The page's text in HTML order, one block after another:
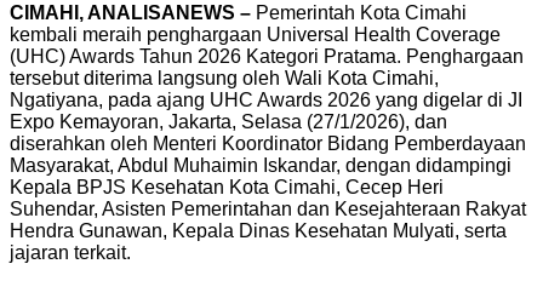
CIMAHI, ANALISANEWS – Pemerintah Kota Cimahi
kembali meraih penghargaan Universal Health Coverage
(UHC) Awards Tahun 2026 Kategori Pratama. Penghargaan
tersebut diterima langsung oleh Wali Kota Cimahi,
Ngatiyana, pada ajang UHC Awards 2026 yang digelar di JI
Expo Kemayoran, Jakarta, Selasa (27/1/2026), dan
diserahkan oleh Menteri Koordinator Bidang Pemberdayaan
Masyarakat, Abdul Muhaimin Iskandar, dengan didampingi
Kepala BPJS Kesehatan Kota Cimahi, Cecep Heri
Suhendar, Asisten Pemerintahan dan Kesejahteraan Rakyat
Hendra Gunawan, Kepala Dinas Kesehatan Mulyati, serta
jajaran terkait.